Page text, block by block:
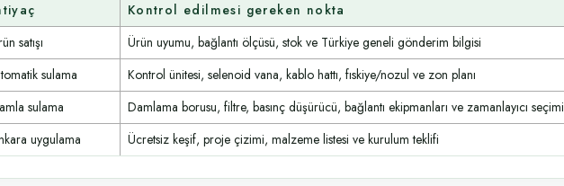
Kontrol edilmesi gereken nokta
satışı
Ürün uyumu, bağlantı ölçüsü, stok ve Türkiye geneli gönderim bilgisi
sulama
Kontrol ünitesi, selenoid vana, kablo hattı, fıskiye/nozul ve zon planı
sulama
Damlama borusu, filtre, basınç düşürücü, bağlantı ekipmanları ve zamanlayıcı seçimi
uygulama
Ücretsiz keşif, proje çizimi, malzeme listesi ve kurulum teklifi